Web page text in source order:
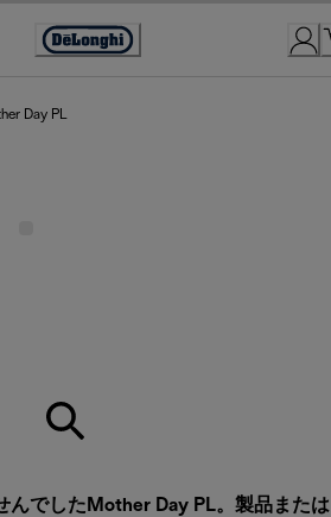
Accessibility
Day PL
んでしたMother Day PL。製品または